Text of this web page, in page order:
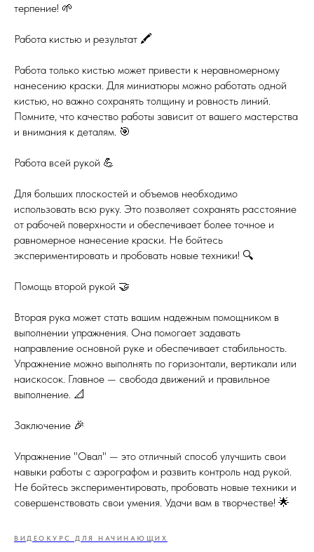
терпение! 🌱
Работа кистью и результат 🖍️
Работа только кистью может привести к неравномерному
нанесению краски. Для миниатюры можно работать одной
кистью, но важно сохранять толщину и ровность линий.
Помните, что качество работы зависит от вашего мастерства
и внимания к деталям. 🎯
Работа всей рукой 💪
Для больших плоскостей и объемов необходимо
использовать всю руку. Это позволяет сохранять расстояние
от рабочей поверхности и обеспечивает более точное и
равномерное нанесение краски. Не бойтесь
экспериментировать и пробовать новые техники! 🔍
Помощь второй рукой 🤝
Вторая рука может стать вашим надежным помощником в
выполнении упражнения. Она помогает задавать
направление основной руке и обеспечивает стабильность.
Упражнение можно выполнять по горизонтали, вертикали или
наискосок. Главное — свобода движений и правильное
выполнение. 📐
Заключение 🎉
Упражнение "Овал" — это отличный способ улучшить свои
навыки работы с аэрографом и развить контроль над рукой.
Не бойтесь экспериментировать, пробовать новые техники и
совершенствовать свои умения. Удачи вам в творчестве! 🌟
ВИДЕОКУРС ДЛЯ НАЧИНАЮЩИХ